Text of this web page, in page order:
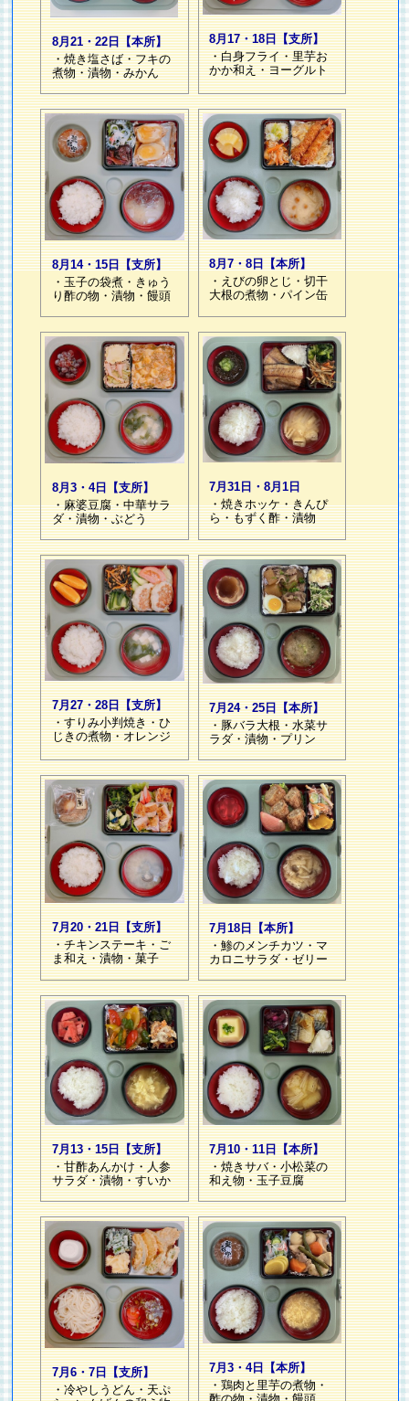
8月21・22日【本所】
・焼き塩さば・フキの
煮物・漬物・みかん
8月17・18日【支所】
・白身フライ・里芋お
かか和え・ヨーグルト
8月14・15日【支所】
・玉子の袋煮・きゅう
り酢の物・漬物・饅頭
8月7・8日【本所】
・えびの卵とじ・切干
大根の煮物・パイン缶
8月3・4日【支所】
・麻婆豆腐・中華サラ
ダ・漬物・ぶどう
7月31日・8月1日
・焼きホッケ・きんぴ
ら・もずく酢・漬物
7月27・28日【支所】
・すりみ小判焼き・ひ
じきの煮物・オレンジ
7月24・25日【本所】
・豚バラ大根・水菜サ
ラダ・漬物・プリン
7月20・21日【支所】
・チキンステーキ・ご
ま和え・漬物・菓子
7月18日【本所】
・鯵のメンチカツ・マ
カロニサラダ・ゼリー
7月13・15日【支所】
・甘酢あんかけ・人参
サラダ・漬物・すいか
7月10・11日【本所】
・焼きサバ・小松菜の
和え物・玉子豆腐
7月6・7日【支所】
・冷やしうどん・天ぷ
7月3・4日【本所】
・鶏肉と里芋の煮物・